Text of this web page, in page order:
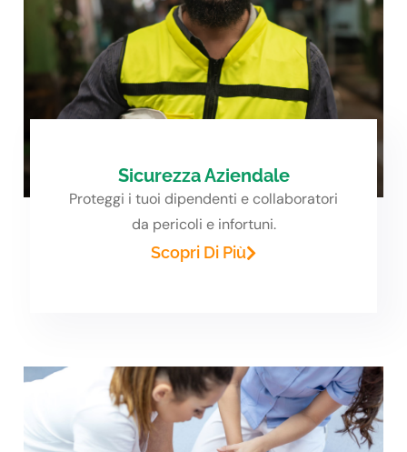
Sicurezza Aziendale
Proteggi i tuoi dipendenti e collaboratori
da pericoli e infortuni.
Scopri Di Più